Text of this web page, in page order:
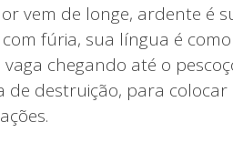
vem de longe, ardente é
fúria, sua língua é
chegando até o
de destruição, para